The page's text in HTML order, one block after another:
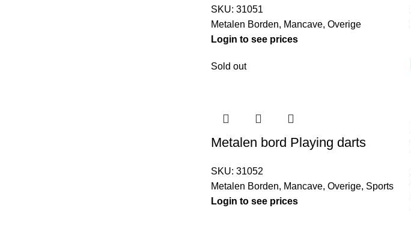
SKU: 31051
Metalen Borden, Mancave, Overige
Login to see prices
Sold out
Metalen bord Playing darts
SKU: 31052
Metalen Borden, Mancave, Overige, Sports
Login to see prices